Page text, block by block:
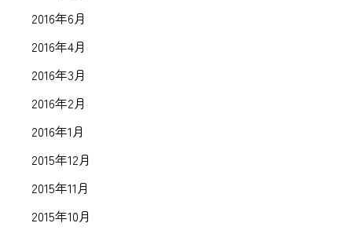
2016年6月
2016年4月
2016年3月
2016年2月
2016年1月
2015年12月
2015年11月
2015年10月